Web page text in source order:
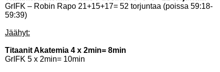
GrIFK – Robin Rapo 21+15+17= 52 torjuntaa (poissa 59:18-
59:39)
Jäähyt:
Titaanit Akatemia 4 x 2min= 8min
GrIFK 5 x 2min= 10min